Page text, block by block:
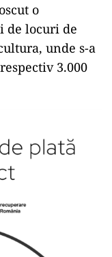
o
de locuri de
unde s-a
3.000